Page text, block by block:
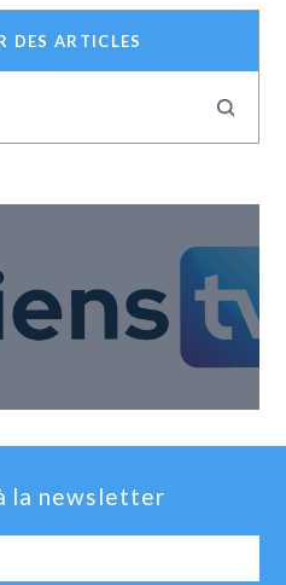
DES ARTICLES
la newsletter